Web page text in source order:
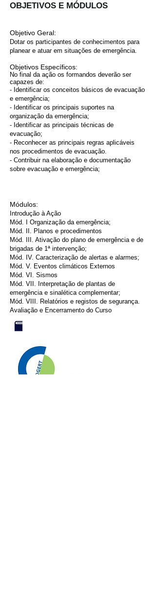
OBJETIVOS E MÓDULOS
Objetivo Geral:
Dotar os participantes de conhecimentos para
planear e atuar em situações de emergência.
Objetivos Específicos:
No final da ação os formandos deverão ser
capazes de:
- Identificar os conceitos básicos de evacuação
e emergência;
- Identificar os principais suportes na
organização da emergência;
- Identificar as principais técnicas de
evacuação;
- Reconhecer as principais regras aplicáveis
nos procedimentos de evacuação.
- Contribuir na elaboração e documentação
sobre evacuação e emergência;
Módulos:
Introdução à Ação
Mód. I Organização da emergência;
Mód. II. Planos e procedimentos
Mód. III. Ativação do plano de emergência e de
brigadas de 1ª intervenção;
Mód. IV. Caracterização de alertas e alarmes;
Mód. V. Eventos climáticos Externos
Mód. VI. Sismos
Mód. VII. Interpretação de plantas de
emergência e sinalética complementar;
Mód. VIII. Relatórios e registos de segurança.
Avaliação e Encerramento do Curso